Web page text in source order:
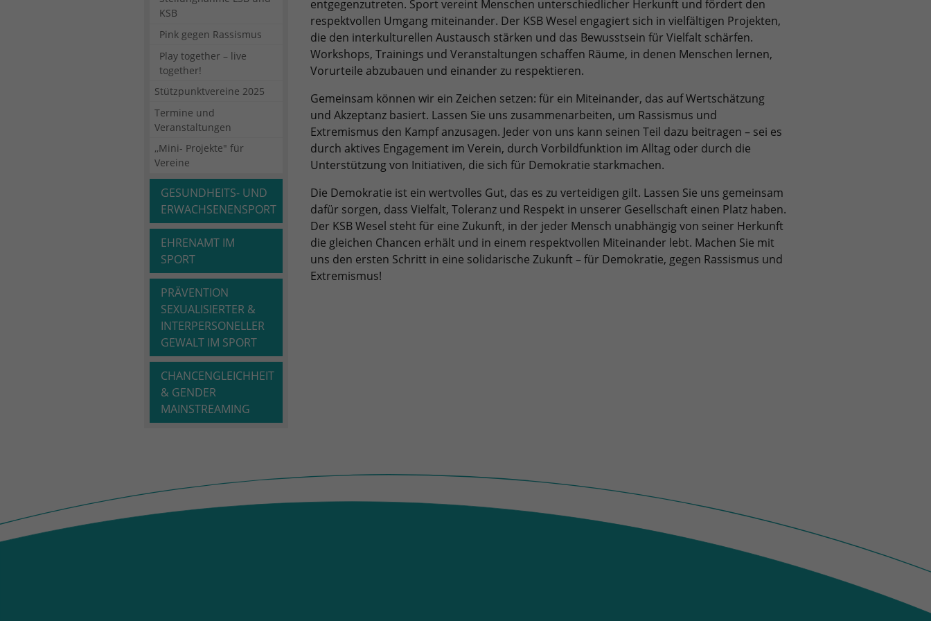
KSB
Pink gegen Rassismus
Play together – live
together!
Stützpunktvereine 2025
Termine und
Veranstaltungen
,,Mini- Projekte" für
Vereine
GESUNDHEITS- UND
ERWACHSENENSPORT
EHRENAMT IM
SPORT
PRÄVENTION
SEXUALISIERTER &
INTERPERSONELLER
GEWALT IM SPORT
CHANCENGLEICHHEIT
& GENDER
MAINSTREAMING
entgegenzutreten. Sport vereint Menschen unterschiedlicher Herkunft und fördert den
respektvollen Umgang miteinander. Der KSB Wesel engagiert sich in vielfältigen Projekten,
die den interkulturellen Austausch stärken und das Bewusstsein für Vielfalt schärfen.
Workshops, Trainings und Veranstaltungen schaffen Räume, in denen Menschen lernen,
Vorurteile abzubauen und einander zu respektieren.
Gemeinsam können wir ein Zeichen setzen: für ein Miteinander, das auf Wertschätzung
und Akzeptanz basiert. Lassen Sie uns zusammenarbeiten, um Rassismus und
Extremismus den Kampf anzusagen. Jeder von uns kann seinen Teil dazu beitragen – sei es
durch aktives Engagement im Verein, durch Vorbildfunktion im Alltag oder durch die
Unterstützung von Initiativen, die sich für Demokratie starkmachen.
Die Demokratie ist ein wertvolles Gut, das es zu verteidigen gilt. Lassen Sie uns gemeinsam
dafür sorgen, dass Vielfalt, Toleranz und Respekt in unserer Gesellschaft einen Platz haben.
Der KSB Wesel steht für eine Zukunft, in der jeder Mensch unabhängig von seiner Herkunft
die gleichen Chancen erhält und in einem respektvollen Miteinander lebt. Machen Sie mit
uns den ersten Schritt in eine solidarische Zukunft – für Demokratie, gegen Rassismus und
Extremismus!
Zweck
Benutzer-Logins die Session-ID. So kann der
eingeloggte Benutzer wiedererkannt werden
und es wird ihm Zugang zu geschützten
Bereichen gewährt.
Zweck
für den Analysebericht der Website zu
verfolgen. Die Cookies speichern
Informationen anonym und weisen eine
randoly generierte Nummer zu, um
eindeutige Besucher zu identifizieren.
Name _gid
Anbieter Google Analytics
Zweck
Dieses Cookie wird von Google Analytics
installiert. Das Cookie wird verwendet, um
Informationen darüber zu speichern, wie
Besucher eine Website nutzen, und hilft bei
erhalten.
Laufzeit 6 Monate
Zweck
Das NID-Cookie enthält eine eindeutige ID,
über die Google Ihre bevorzugten
Einstellungen und andere Informationen
speichert, insbesondere Ihre bevorzugte
Sprache (z. B. Deutsch), wie viele
Suchergebnisse pro Seite angezeigt werden
sollen (z. B. 10 oder 20) und ob der Google
SafeSearch-Filter aktiviert sein soll.
Wir verwenden auf unserer Website externe Inhalte, um Ihnen
zusätzliche Informationen anzubieten.